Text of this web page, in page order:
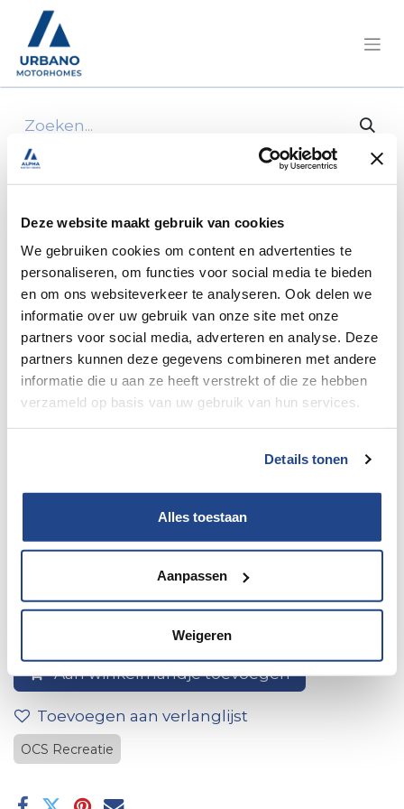
Deze website maakt gebruik van cookies
We gebruiken cookies om content en advertenties te
personaliseren, om functies voor social media te bieden
en om ons websiteverkeer te analyseren. Ook delen we
informatie over uw gebruik van onze site met onze
partners voor social media, adverteren en analyse. Deze
partners kunnen deze gegevens combineren met andere
informatie die u aan ze heeft verstrekt of die ze hebben
verzameld op basis van uw gebruik van hun services.
Details tonen
Alles toestaan
Aanpassen
Weigeren
Alle producten 12V Ignition for Combi 4/6
12V Ignition for Combi 4/6
Aan winkelmandje toevoegen
Toevoegen aan verlanglijst
OCS Recreatie